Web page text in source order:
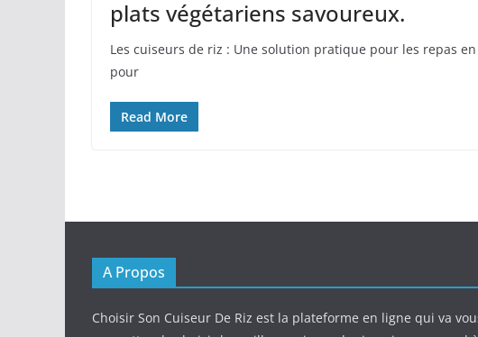
plats végétariens savoureux.
Les cuiseurs de riz : Une solution pratique pour les repas
pour
Read More
A Propos
Choisir Son Cuiseur De Riz est la plateforme en ligne qui va